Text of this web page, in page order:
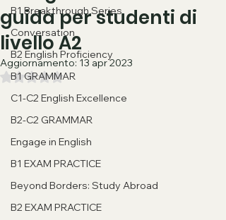
B1 Breakthrough Series
Conversation
B2 English Proficiency
B1 GRAMMAR
C1-C2 English Excellence
B2-C2 GRAMMAR
Engage in English
B1 EXAM PRACTICE
Beyond Borders: Study Abroad
B2 EXAM PRACTICE
guida per studenti di
livello A2
Aggiornamento: 13 apr 2023
Valutazione NaN stelle su 5.